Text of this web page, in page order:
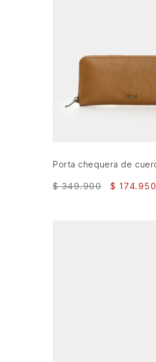
$ 349.900 $ 174.950